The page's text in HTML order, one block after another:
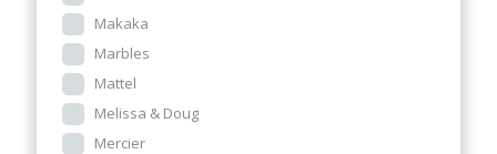
Makaka
Marbles
Mattel
Melissa & Doug
Mercier